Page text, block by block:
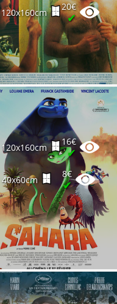
120x160cm
20€
✔
120x160cm
16€
✔
40x60cm
8€
✔